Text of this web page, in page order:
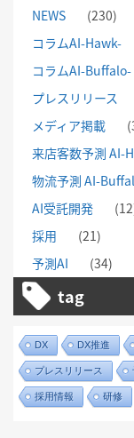
NEWS
(230)
コラムAI-Hawk-
コラムAI-Buffalo-
プレスリリース
メディア掲載
来店客数予測 AI-
物流予測 AI-
AI受託開発
採用
(21)
予測AI
(34)
tag
DX DX推進
プレスリリース
採用情報 研修